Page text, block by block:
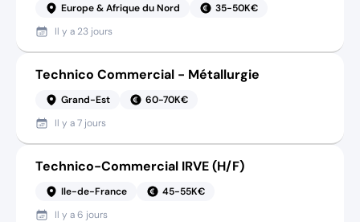
Europe & Afrique du Nord
35-50K€
Il y a 23 jours
Technico Commercial - Métallurgie
Grand-Est
60-70K€
Il y a7 jours
Technico-Commercial IRVE (H/F)
Ile-de-France
45-55K€
Il y a6 jours